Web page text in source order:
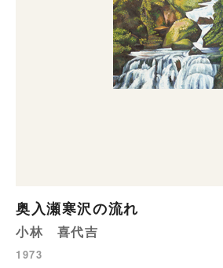
奥入瀬寒沢の流れ
小林 喜代吉
1973